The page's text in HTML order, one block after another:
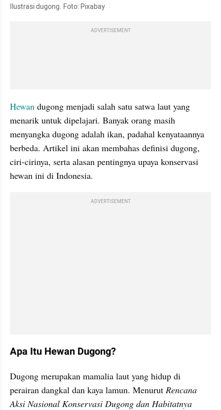
Ilustrasi dugong. Foto: Pixabay
ADVERTISEMENT
Hewan dugong menjadi salah satu satwa laut yang
menarik untuk dipelajari. Banyak orang masih
menyangka dugong adalah ikan, padahal kenyataannya
berbeda. Artikel ini akan membahas definisi dugong,
ciri-cirinya, serta alasan pentingnya upaya konservasi
hewan ini di Indonesia.
ADVERTISEMENT
Apa Itu Hewan Dugong?
Dugong merupakan mamalia laut yang hidup di
perairan dangkal dan kaya lamun. Menurut Rencana
Aksi Nasional Konservasi Dugong dan Habitatnya